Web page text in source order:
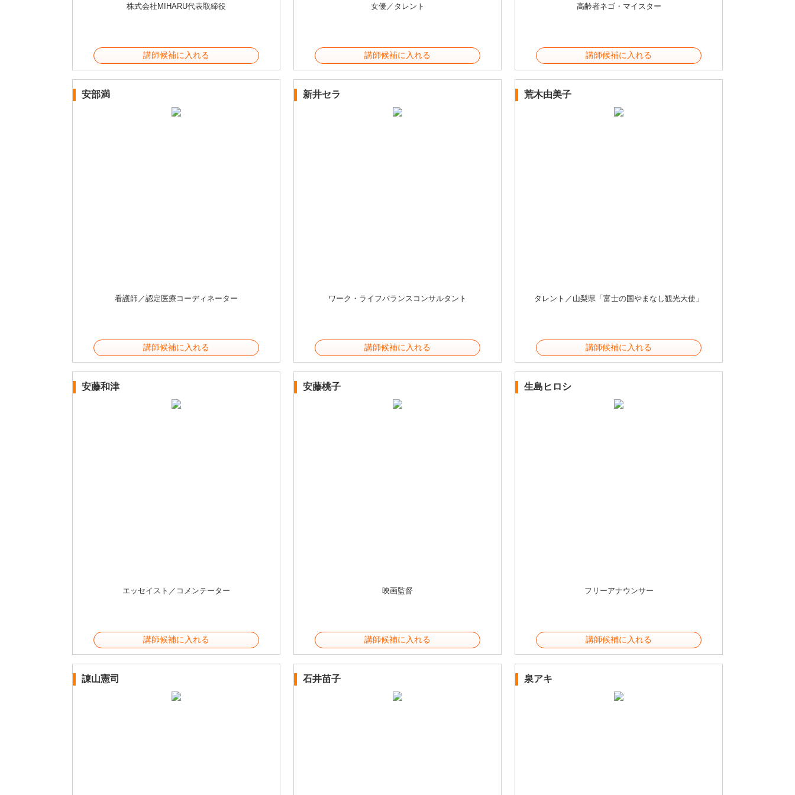
株式会社MIHARU代表取締役
講師候補に入れる
女優／タレント
講師候補に入れる
高齢者ネゴ・マイスター
講師候補に入れる
安部満
看護師／認定医療コーディネーター
講師候補に入れる
新井セラ
ワーク・ライフバランスコンサルタント
講師候補に入れる
荒木由美子
タレント／山梨県「富士の国やまなし観光大使」
講師候補に入れる
安藤和津
エッセイスト／コメンテーター
講師候補に入れる
安藤桃子
映画監督
講師候補に入れる
生島ヒロシ
フリーアナウンサー
講師候補に入れる
諌山憲司 石井苗子 泉アキ